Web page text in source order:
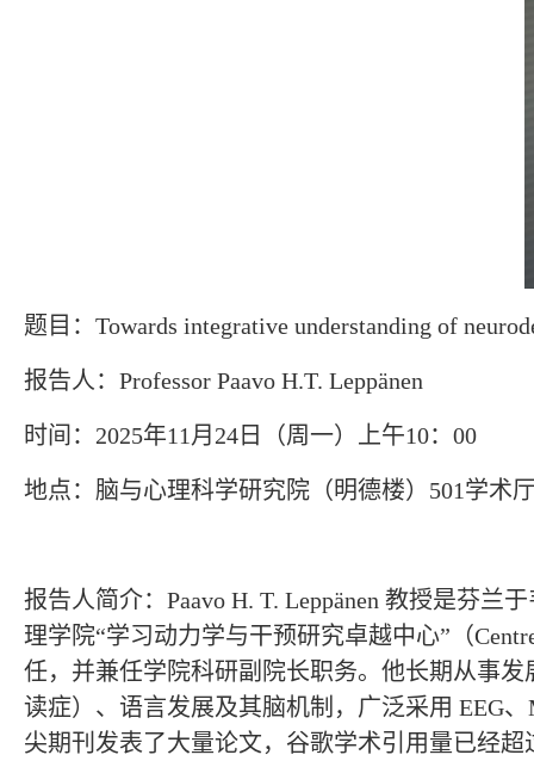
题目： Towards integrative understanding of
报告人： Professor Paavo H.T. Leppänen
时间： 2025年11月24日（周一）上午10： 00
地点：脑与心理科学研究院（明德楼） 501学术
报告人简介： Paavo H. T. Leppänen 教授是芬兰
理学院“学习动力学与干预研究卓越中心” （
任，并兼任学院科研副院长职务。他长期从事
读症）、语言发展及其脑机制，广泛采用 EEG、
尖期刊发表了大量论文，谷歌学术引用量已经超